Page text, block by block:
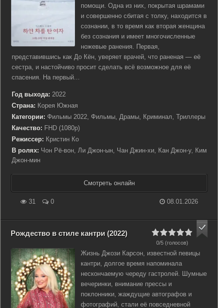
помощи. Одна из них, покрытая шрамами
и совершенно сбитая с толку, находится в
сознании, в то время как вторая женщина
без сознания и имеет многочисленные
ножевые ранения. Первая,
представившись как До Кён, уверяет врачей, что раненая — её
сестра, и настойчиво просит сделать всё возможное для её
спасения. На первый...
Год выхода: 2022
Страна: Корея Южная
Категории: Фильмы 2022, Фильмы, Драмы, Криминал, Триллеры
Качество: FHD (1080p)
Режиссер: Кристин Ко
В ролях: Чон Рё-вон, Ли Джон-ын, Чан Джин-хи, Кан Джон-у, Ким
Джон-мин
Смотреть онлайн
31 0 08.01.2026
Рождество в стиле кантри (2022)
0/5 (голосов)
Жизнь Джози Карсон, известной певицы
кантри, долгое время напоминала
нескончаемую череду гастролей. Шумные
вечеринки, внимание прессы и
поклонники, жаждущие автографов и
фотографий, стали её повседневной